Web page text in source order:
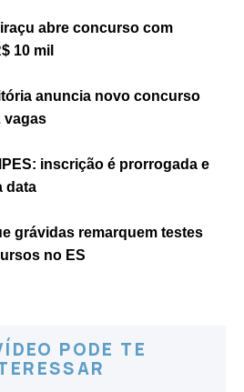
abre concurso com
10 mil
anuncia novo concurso
vagas
inscrição é prorrogada e
data
grávidas remarquem testes
no ES
PODE TE